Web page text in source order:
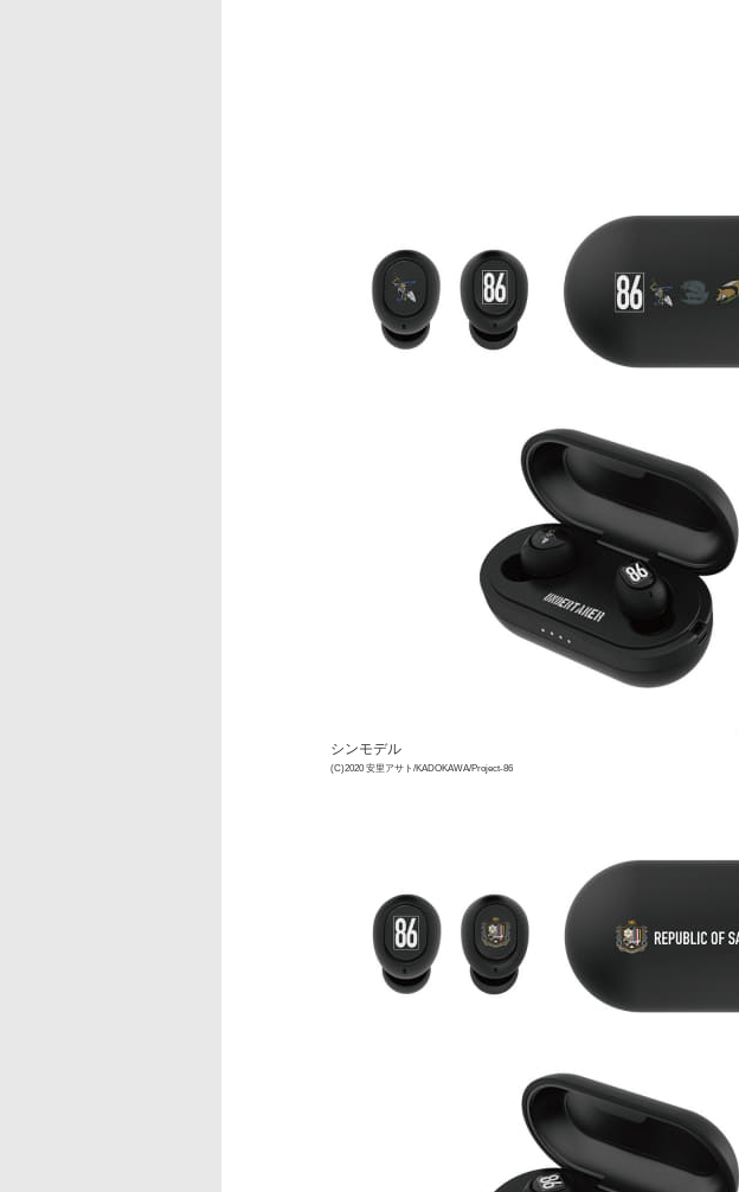
シンモデル
(C)2020 安里アサト/KADOKAWA/Project-86